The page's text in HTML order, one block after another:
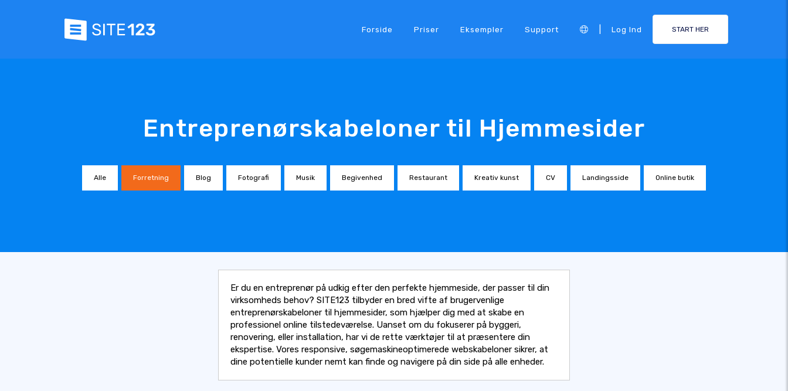
Forside Priser Eksempler Support Log Ind START HER
Entreprenørskabeloner til Hjemmesider
Alle Forretning Blog Fotografi Musik Begivenhed Restaurant Kreativ kunst CV Landingsside Online butik
Er du en entreprenør på udkig efter den perfekte hjemmeside, der passer til din
virksomheds behov? SITE123 tilbyder en bred vifte af brugervenlige
entreprenørskabeloner til hjemmesider, som hjælper dig med at skabe en
professionel online tilstedeværelse. Uanset om du fokuserer på byggeri,
renovering, eller installation, har vi de rette værktøjer til at præsentere din
ekspertise. Vores responsive, søgemaskineoptimerede webskabeloner sikrer, at
dine potentielle kunder nemt kan finde og navigere på din side på alle enheder.